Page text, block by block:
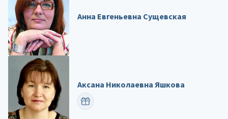
Анна Евгеньевна Сущевская
Аксана Николаевна Яшкова
ПОЗДРАВИТЬ